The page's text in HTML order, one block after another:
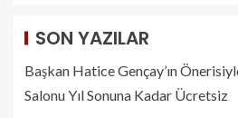
SON YAZILAR
Başkan Hatice Gençay’ın
Salonu Yıl Sonuna Kadar Ücretsiz